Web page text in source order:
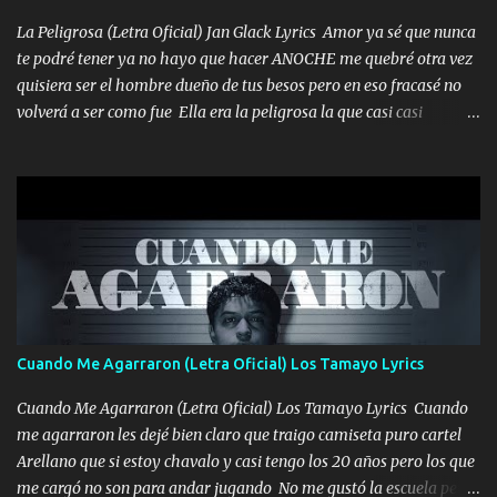
La Peligrosa (Letra Oficial) Jan Glack Lyrics Amor ya sé que nunca
te podré tener ya no hayo que hacer ANOCHE me quebré otra vez
quisiera ser el hombre dueño de tus besos pero en eso fracasé no
volverá a ser como fue Ella era la peligrosa la que casi casi
Música Amar me duele estoy rodeado de mujeres pero solo
quieren billetes y yo que solo ocupo verte Recuerdo echábamos
pasión en la troca tus labios besándome yo quitándote la ropa no
quiero que sea nunca con otra yo quiero llevarte a la Luna y si
quieres en ese momento te pido que seas mi esposa Chingada
madre no quiero dejar de tenerte no ayuda la p'uta loquera y al
chile quisiera ser menos de ti dependiente la pinche tristeza me
encierra princesa tu sabes que nunca saldras de mi mente Ella era
la peligro...
Cuando Me Agarraron (Letra Oficial) Los Tamayo Lyrics
Cuando Me Agarraron (Letra Oficial) Los Tamayo Lyrics Cuando
me agarraron les dejé bien claro que traigo camiseta puro cartel
Arellano que si estoy chavalo y casi tengo los 20 años pero los que
me cargó no son para andar jugando No me gustó la escuela pero